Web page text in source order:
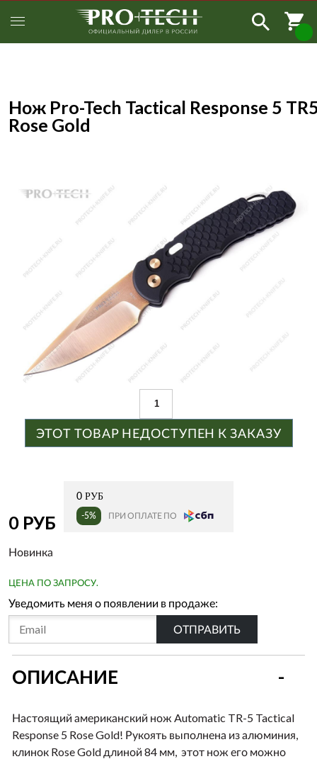
Нож Pro-Tech Tactical Response 5
Rose Gold
ЭТОТ ТОВАР НЕДОСТУПЕН К ЗАКАЗУ
0 РУБ
0 РУБ
-5% ПРИ ОПЛАТЕ ПО
Новинка
ЦЕНА ПО ЗАПРОСУ.
Уведомить меня о появлении в продаже:
ОТПРАВИТЬ
ОПИСАНИЕ
Настоящий американский нож Automatic TR-5 Tactical
Response 5 Rose Gold! Рукоять выполнена из алюминия,
клинок Rose Gold длиной 84 мм, этот нож его можно